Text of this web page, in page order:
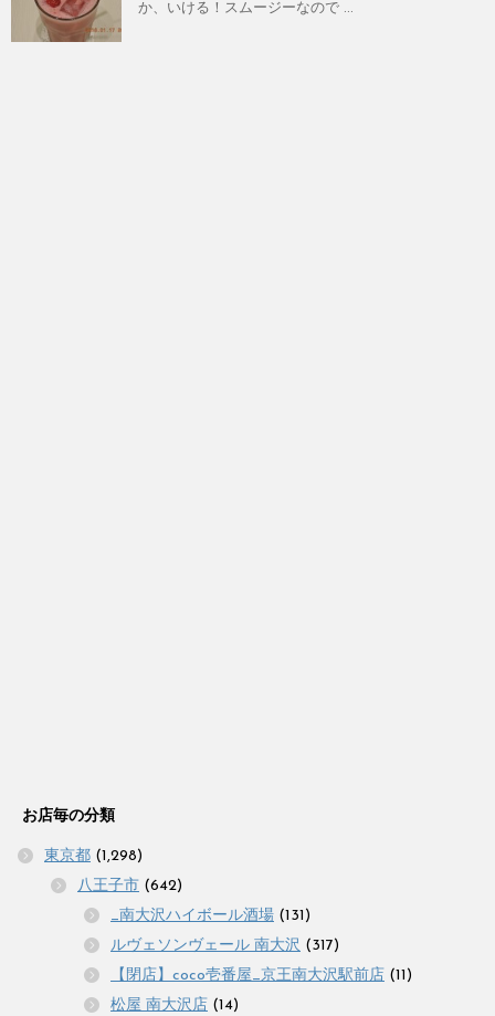
か、いける！スムージーなので ...
お店毎の分類
東京都 (1,298)
八王子市 (642)
_南大沢ハイボール酒場 (131)
ルヴェソンヴェール 南大沢 (317)
【閉店】coco壱番屋_京王南大沢駅前店 (11)
松屋 南大沢店 (14)